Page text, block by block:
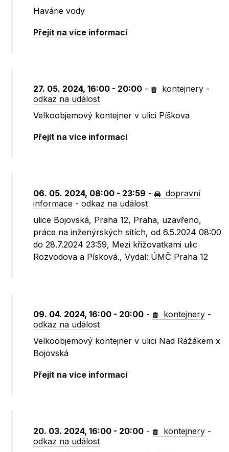
Havárie vody
Přejít na více informací
27. 05. 2024, 16:00 - 20:00 - kontejnery -
odkaz na událost
Velkoobjemový kontejner v ulici Píškova
Přejít na více informací
06. 05. 2024, 08:00 - 23:59 -
dopravní
informace -odkaz na událost
ulice Bojovská, Praha 12, Praha, uzavřeno,
práce na inženýrských sítích, od 6.5.2024 08:00
do 28.7.2024 23:59, Mezi křižovatkami ulic
Rozvodova a Písková., Vydal: ÚMČ Praha 12
09. 04. 2024, 16:00 - 20:00 - kontejnery -
odkaz na událost
Velkoobjemový kontejner v ulici Nad Rážákem x
Bojovská
Přejít na více informací
20. 03. 2024, 16:00 - 20:00 - kontejnery -
odkaz na událost